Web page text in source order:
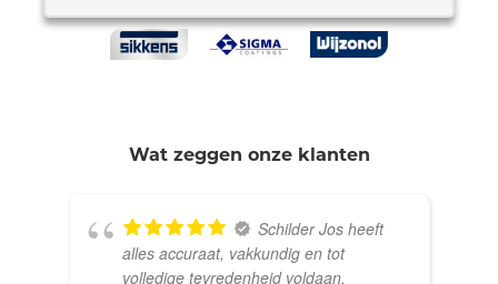
Wat zeggen onze klanten
Schilder Jos heeft
alles accuraat, vakkundig en tot
volledige tevredenheid voldaan.